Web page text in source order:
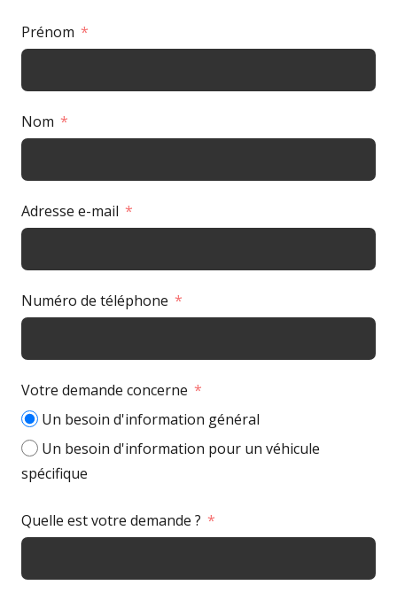
Prénom
Nom
Adresse e-mail
Numéro de téléphone
Votre demande concerne
Un besoin d'information général
Un besoin d'information pour un véhicule
spécifique
Quelle est votre demande ?